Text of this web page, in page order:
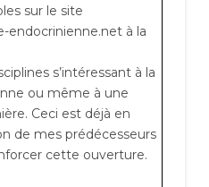
sur le site
endocrinienne.net à la
s’intéressant à la
ou même à une
Ceci est déjà en
de mes prédécesseurs
cette ouverture.